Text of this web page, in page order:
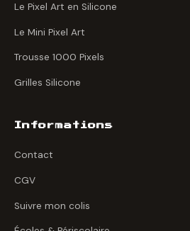
Le Pixel Art en Silicone
Le Mini Pixel Art
Trousse 1000 Pixels
Grilles Silicone
Informations
Contact
CGV
Suivre mon colis